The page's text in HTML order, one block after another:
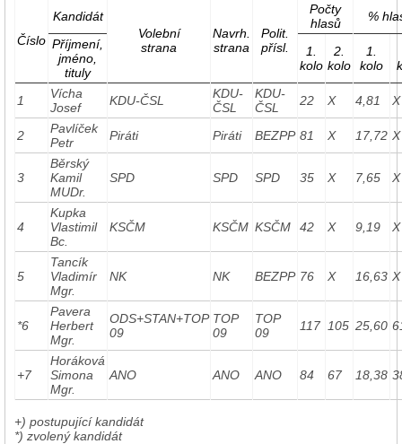
Číslo
Kandidát
Volební
strana
Navrh.
strana
Polit.
přísl.
Počty
hlasů
%
Příjmení,
jméno,
tituly
1.
kolo
2.
kolo
1.
kolo
1
Vícha
Josef
KDU-ČSL
KDU-
ČSL
KDU-
ČSL
22 X 4,81 X
2
Pavlíček
Petr
Piráti Piráti BEZPP 81 X 17,72 X
3
Běrský
Kamil
MUDr.
SPD SPD SPD 35 X 7,65 X
4
Kupka
Vlastimil
Bc.
KSČM KSČM KSČM 42 X 9,19 X
5
Tancík
Vladimír
Mgr.
NK NK BEZPP 76 X 16,63 X
*6
Pavera
Herbert
Mgr.
ODS+STAN+TOP
09
TOP
09
TOP
09
117 105 25,60
+7
Horáková
Simona
Mgr.
ANO ANO ANO 84 67 18,38
+) postupující kandidát
*) zvolený kandidát